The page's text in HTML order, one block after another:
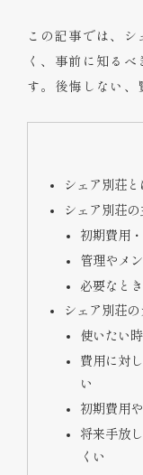
この記事では、
く、事前に知る
す。後悔しない、
シェア別荘と
シェア別荘の
初期費用
管理やメ
必要なと
シェア別荘
使いたい
費用に対
い
初期費用
将来手放
くい